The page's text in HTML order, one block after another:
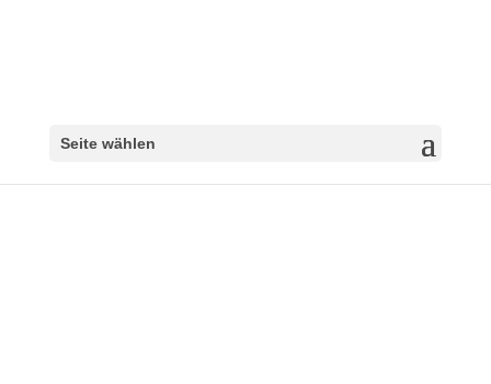
Seite wählen